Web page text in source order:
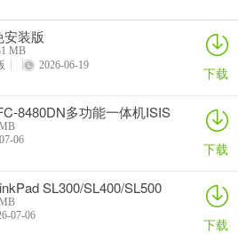
Canon佳能 PowerShot A310 WIA驱动
AMD Mobility Radeon HD 2000/HD 3000/HD 4000/HD 5000系列移动显卡催化剂驱动
映泰Hi-Fi H77S 5.x主板BIOS
装版
MB
2026-06-19 下载
8480DN多功能一体机ISIS
06 下载
SL300/SL400/SL500
07-06 下载